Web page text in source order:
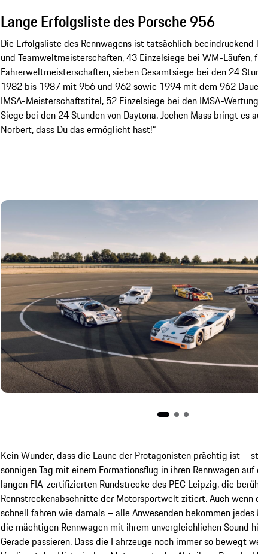
Lange Erfolgsliste des Porsche 956
Die Erfolgsliste des Rennwagens ist tatsächlich beeindruckend
und Teamweltmeisterschaften, 43 Einzelsiege bei WM-Läufen,
Fahrerweltmeisterschaften, sieben Gesamtsiege bei den 24
1982 bis 1987 mit 956 und 962 sowie 1994 mit dem 962
IMSA-Meisterschaftstitel, 52 Einzelsiege bei den IMSA-
Siege bei den 24 Stunden von Daytona. Jochen Mass bringt es
Norbert, dass Du das ermöglicht hast!“
Kein Wunder, dass die Laune der Protagonisten prächtig ist –
sonnigen Tag mit einem Formationsflug in ihren Rennwagen
langen FIA-zertifizierten Rundstrecke des PEC Leipzig, die
Rennstreckenabschnitte der Motorsportwelt zitiert. Auch wenn
schnell fahren wie damals – alle Anwesenden bekommen jedes
die mächtigen Rennwagen mit ihrem unvergleichlichen Sound
Gerade passieren. Dass die Fahrzeuge noch immer so bewegt